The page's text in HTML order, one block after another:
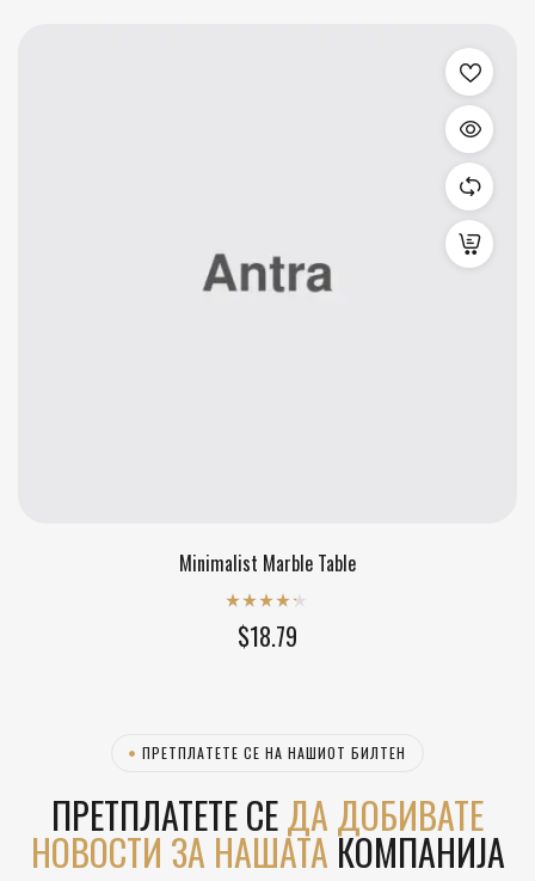
Minimalist Marble Table
Rated
out of 5
$18.79
ПРЕТПЛАТЕТЕ СЕ НА НАШИОТ БИЛТЕН
ПРЕТПЛАТЕТЕ СЕДА ДОБИВАТЕ
НОВОСТИ ЗА НАШАТА КОМПАНИЈА